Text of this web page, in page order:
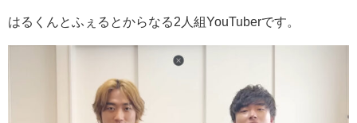
はるくんとふぇるとからなる2人組YouTuberです。